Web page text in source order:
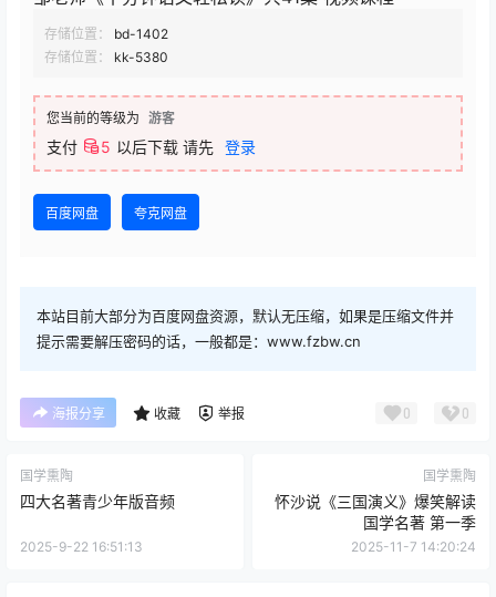
存储位置：
bd-1402
存储位置：
kk-5380
您当前的等级为 游客
支付 5 以后下载 请先 登录
百度网盘 夸克网盘
本站目前大部分为百度网盘资源，默认无压缩，如果是压缩文件并
提示需要解压密码的话，一般都是：www.fzbw.cn
海报分享 收藏 举报 0 0
国学熏陶
四大名著青少年版音频
2025-9-22 16:51:13
国学熏陶
怀沙说《三国演义》爆笑解读
国学名著 第一季
2025-11-7 14:20:24